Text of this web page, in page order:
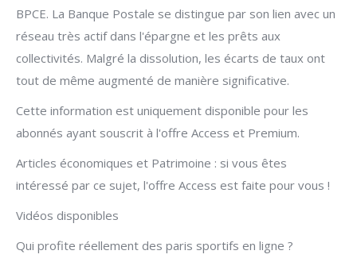
BPCE. La Banque Postale se distingue par son lien avec un
réseau très actif dans l'épargne et les prêts aux
collectivités. Malgré la dissolution, les écarts de taux ont
tout de même augmenté de manière significative.
Cette information est uniquement disponible pour les
abonnés ayant souscrit à l'offre Access et Premium.
Articles économiques et Patrimoine : si vous êtes
intéressé par ce sujet, l'offre Access est faite pour vous !
Vidéos disponibles
Qui profite réellement des paris sportifs en ligne ?